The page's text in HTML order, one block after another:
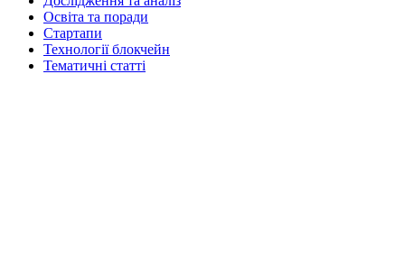
Освіта та поради
Стартапи
Технології блокчейн
Тематичні статті